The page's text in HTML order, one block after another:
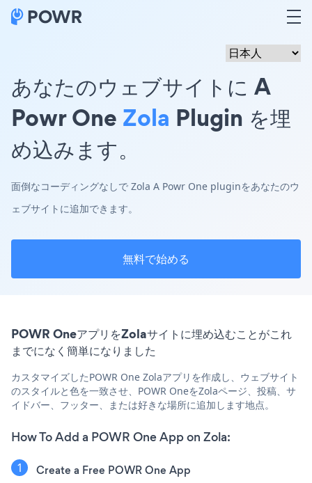
あなたのウェブサイトに A
Powr One Zola Plugin を埋
め込みます。
面倒なコーディングなしで Zola A Powr One pluginをあなたのウ
ェブサイトに追加できます。
無料で始める
POWR OneアプリをZolaサイトに埋め込むことがこれ
までになく簡単になりました
カスタマイズしたPOWR One Zolaアプリを作成し、ウェブサイト
のスタイルと色を一致させ、POWR OneをZolaページ、投稿、サ
イドバー、フッター、または好きな場所に追加します地点。
How To Add a POWR One App on Zola:
Create a Free POWR One App